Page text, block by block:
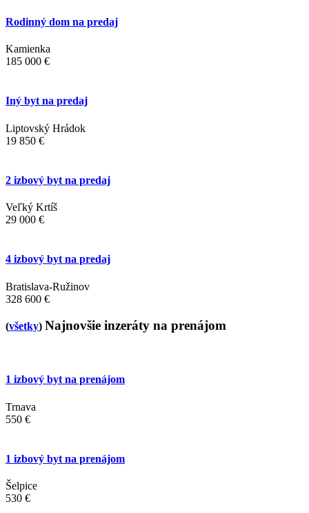
Rodinný dom na predaj
Kamienka
185 000 €
Iný byt na predaj
Liptovský Hrádok
19 850 €
2 izbový byt na predaj
Veľký Krtíš
29 000 €
4 izbový byt na predaj
Bratislava-Ružinov
328 600 €
(všetky) Najnovšie inzeráty na prenájom
1 izbový byt na prenájom
Trnava
550 €
1 izbový byt na prenájom
Šelpice
530 €